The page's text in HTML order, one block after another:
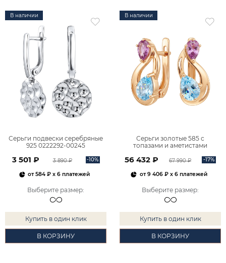
В наличии
Серьги подвески серебряные
925 0222292-00245
3 501 ₽ 3 890 ₽ -10%
от584 ₽ x 6 платежей
Выберите размер:
Купить в один клик
В КОРЗИНУ
В наличии
Серьги золотые 585 с
топазами и аметистами
56 432 ₽ 67 990 ₽ -17%
от9 406 ₽x 6 платежей
Выберите размер:
Купить в один клик
В КОРЗИНУ